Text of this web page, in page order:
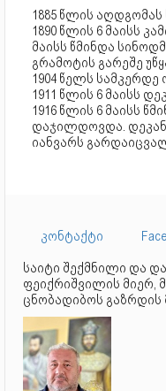
1885 წლის
1890 წლის 6 მაისს
მაისს წმინდა
გრამოტის გარეშე
1904 წელს
1911 წლის 6 მაისს
1916 წლის 6 მაისს
დაჯილდოვდა.
იანვარს
კონტაქტი
საიტი შექმნილი და
ფეიქრიშვილის მიერ,
ცნობადიბოს გაზრდის